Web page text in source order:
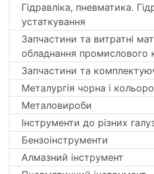
Гідравліка, пневматика.
устаткування
Запчастини та витратні
обладнання промислового
Запчастини та
Металургія чорна і
Металовироби
Інструменти до різних
Бензоінструменти
Алмазний інструмент